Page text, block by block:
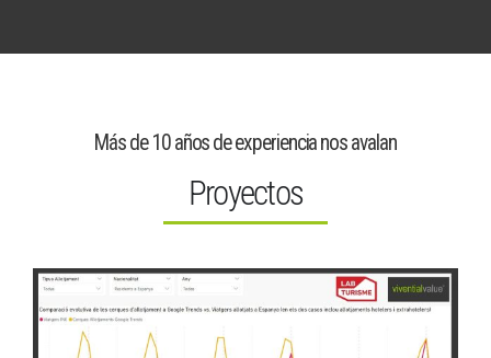
Más de 10 años de experiencia nos avalan
Proyectos